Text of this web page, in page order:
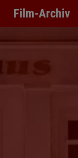
Film-Archiv